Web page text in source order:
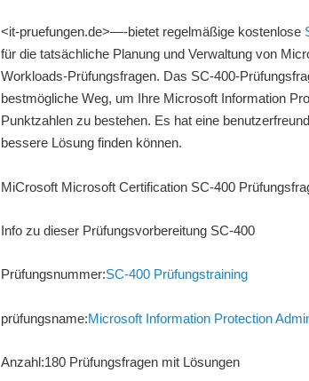
<it-pruefungen.de>—-bietet regelmäßige kostenlose
für die tatsächliche Planung und Verwaltung von
Workloads-Prüfungsfragen. Das SC-400-
bestmögliche Weg, um Ihre Microsoft Information
Punktzahlen zu bestehen. Es hat eine
bessere Lösung finden können.
MiCrosoft Microsoft Certification SC-400
Info zu dieser Prüfungsvorbereitung SC-400
Prüfungsnummer:SC-400 Prüfungstraining
prüfungsname:Microsoft Information Protection
Anzahl:180 Prüfungsfragen mit Lösungen